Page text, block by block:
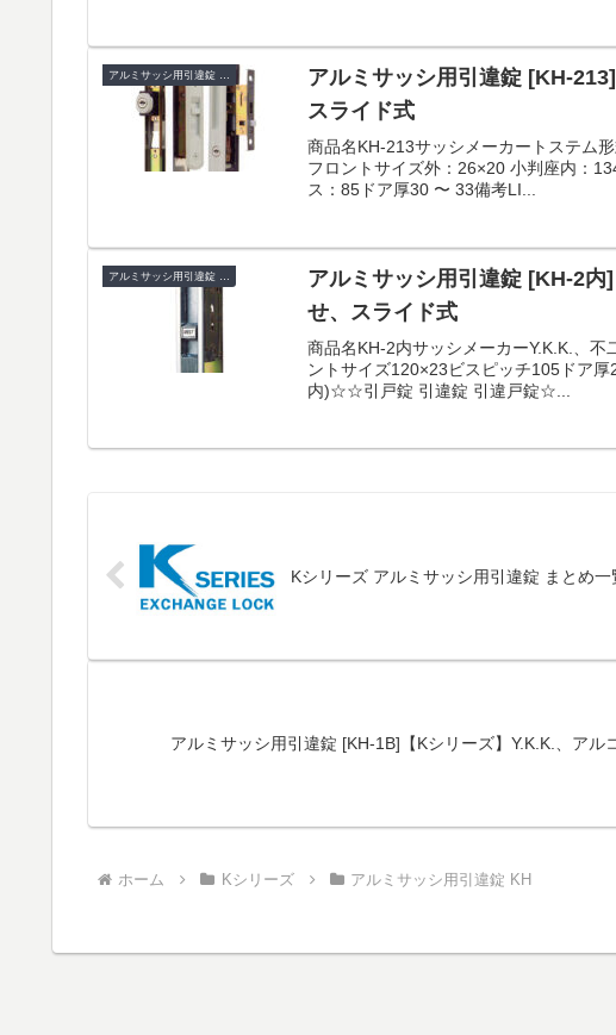
アルミサッシ用引違錠 KH
アルミサッシ用引違錠 [KH-
スライド式
商品名KH-213サッシメーカートステム
フロントサイズ外：26×20 小判座内：
ス：85ドア厚30 〜 33備考LI...
アルミサッシ用引違錠 [KH-2
せ、スライド式
商品名KH-2内サッシメーカーY.K.K.、
ントサイズ120×23ビスピッチ105ドア
内)☆☆引戸錠 引違錠 引違戸錠☆...
Kシリーズ アルミサッシ用引違錠 まとめ一
アルミサッシ用引違錠 [KH-1B]【Kシリーズ】Y.K.K.、アル
ホーム Kシリーズ アルミサッシ用引違錠 KH